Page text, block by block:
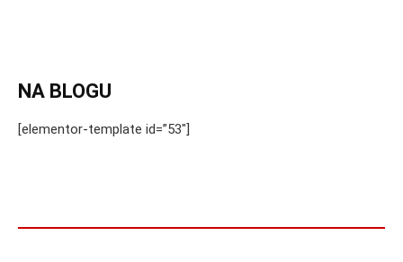
NA BLOGU
[elementor-template id=”53″]